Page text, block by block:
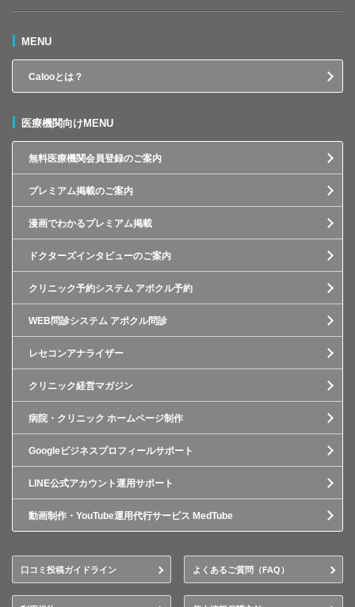
MENU
Calooとは？
医療機関向けMENU
無料医療機関会員登録のご案内
プレミアム掲載のご案内
漫画でわかるプレミアム掲載
ドクターズインタビューのご案内
クリニック予約システム アポクル予約
WEB問診システム アポクル問診
レセコンアナライザー
クリニック経営マガジン
病院・クリニック ホームページ制作
Googleビジネスプロフィールサポート
LINE公式アカウント運用サポート
動画制作・YouTube運用代行サービス MedTube
口コミ投稿ガイドライン よくあるご質問（FAQ）